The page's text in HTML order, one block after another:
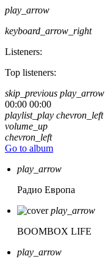
play_arrow
keyboard_arrow_right
Listeners:
Top listeners:
skip_previous play_arrow
00:00 00:00
playlist_play chevron_left
volume_up
chevron_left
Go to album
play_arrow
Радио Европа
play_arrow
BOOMBOX LIFE
play_arrow